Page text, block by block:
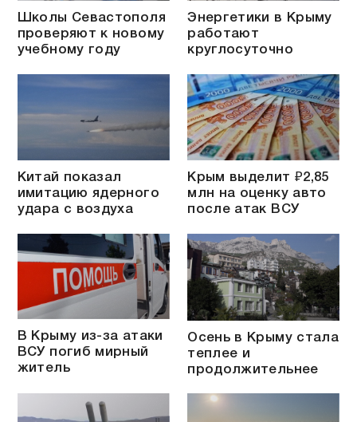
Школы Севастополя
проверяют к новому
учебному году
Энергетики в Крыму
работают
круглосуточно
Китай показал
имитацию ядерного
удара с воздуха
Крым выделит ₽2,85
млн на оценку авто
после атак ВСУ
В Крыму из-за атаки
ВСУ погиб мирный
житель
Осень в Крыму стала
теплее и
продолжительнее